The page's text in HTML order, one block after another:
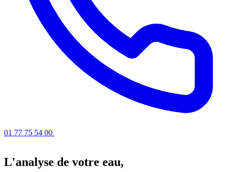
01 77 75 54 00
L'analyse de votre eau,